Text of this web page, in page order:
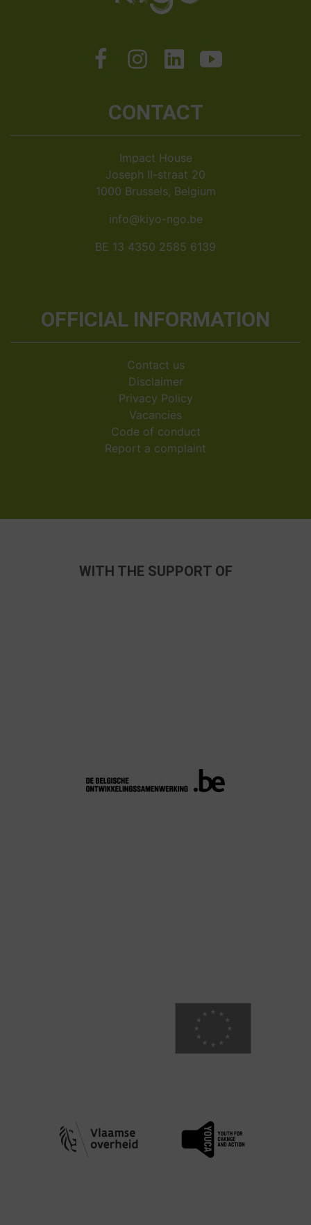
CONTACT
Impact House
Joseph II-straat 20
1000 Brussels, Belgium
info@kiyo-ngo.be
BE 13 4350 2585 6139
OFFICIAL INFORMATION
Contact us
Disclaimer
Privacy Policy
Vacancies
Code of conduct
Report a complaint
WITH THE SUPPORT OF